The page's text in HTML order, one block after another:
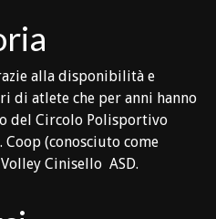
alla disponibilità e
di atlete che per anni hanno
del Circolo Polisportivo
(conosciuto come
Cinisello ASD.